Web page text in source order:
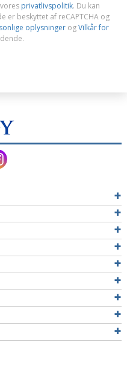
privatlivspolitik. Du kan
er beskyttet af reCAPTCHA og
oplysninger ogVilkår for